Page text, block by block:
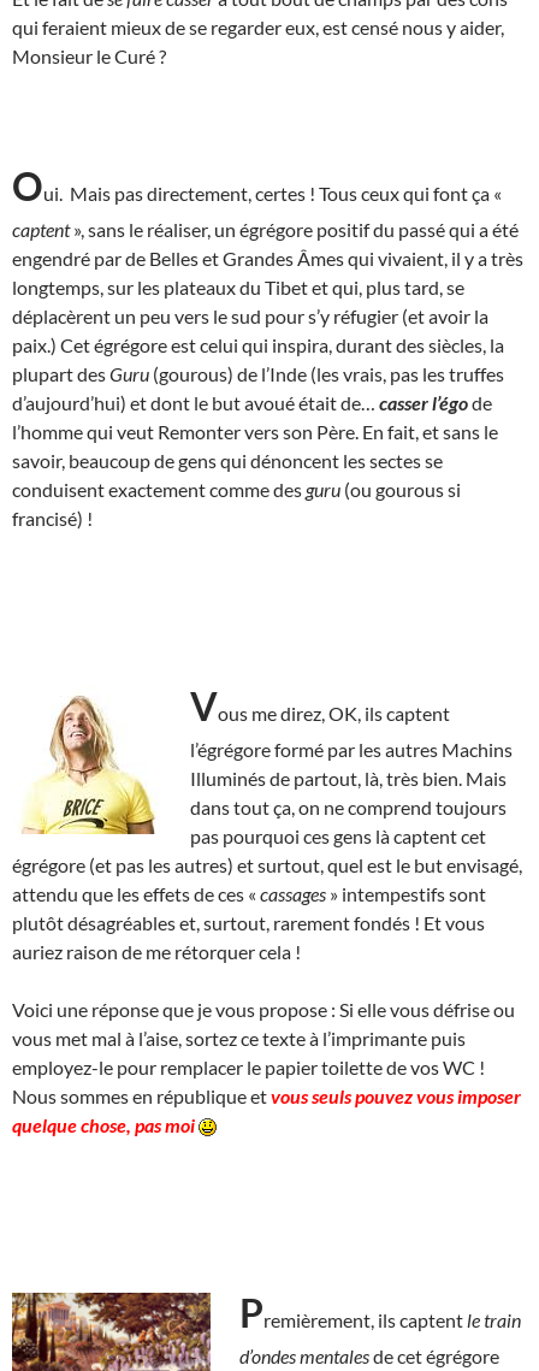
qui feraient mieux de se regarder eux, est censé nous y aider,
Monsieur le Curé ?
Oui. Mais pas directement, certes ! Tous ceux qui font ça «
captent», sans le réaliser, un égrégore positif du passé qui a été
engendré par de Belles et Grandes Âmes qui vivaient, il y a très
longtemps, sur les plateaux du Tibet et qui, plus tard, se
déplacèrent un peu vers le sud pour s’y réfugier (et avoir la
paix.) Cet égrégore est celui qui inspira, durant des siècles, la
plupart desGuru (gourous) de l’Inde (les vrais, pas les truffes
d’aujourd’hui) et dont le but avoué était de… casser l’égode
l’homme qui veut Remonter vers son Père. En fait, et sans le
savoir, beaucoup de gens qui dénoncent les sectes se
conduisent exactement comme des guru (ou gourous si
francisé) !
Vous me direz, OK, ils captent
l’égrégore formé par les autres Machins
Illuminés de partout, là, très bien. Mais
dans tout ça, on ne comprend toujours
pas pourquoi ces gens là captent cet
égrégore (et pas les autres) et surtout, quel est le but envisagé,
attendu que les effets de ces « cassages » intempestifs sont
plutôt désagréables et, surtout, rarement fondés ! Et vous
auriez raison de me rétorquer cela !
Voici une réponse que je vous propose : Si elle vous défrise ou
vous met mal à l’aise, sortez ce texte à l’imprimante puis
employez-le pour remplacer le papier toilette de vos WC !
Nous sommes en république etvous seuls pouvez vous imposer
quelque chose, pas moi
Premièrement, ils captent le train
d’ondes mentalesde cet égrégore